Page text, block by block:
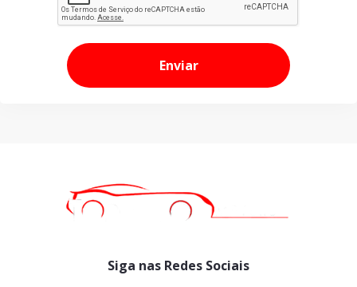
Enviar
Siga nas Redes Sociais